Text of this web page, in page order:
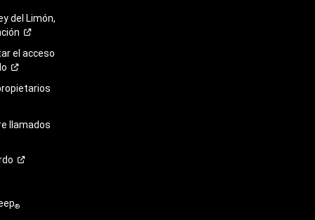
del Limón,
el acceso
llamados
®